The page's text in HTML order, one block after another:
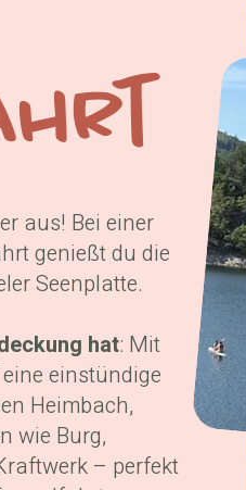
aus! Bei einer
genießt du die
Seenplatte.
hat: Mit
einstündige
Heimbach,
wie Burg,
– perfekt